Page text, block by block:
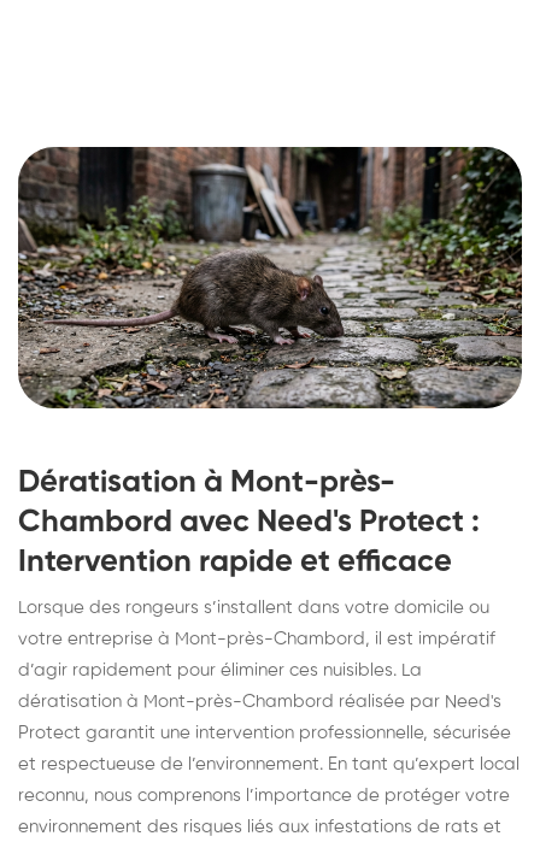
Dératisation à Mont-près-
Chambord avec Need's Protect :
Intervention rapide et efficace
Lorsque des rongeurs s’installent dans votre domicile ou
votre entreprise à Mont-près-Chambord, il est impératif
d’agir rapidement pour éliminer ces nuisibles. La
dératisation à Mont-près-Chambord réalisée par Need's
Protect garantit une intervention professionnelle, sécurisée
et respectueuse de l’environnement. En tant qu’expert local
reconnu, nous comprenons l’importance de protéger votre
environnement des risques liés aux infestations de rats et